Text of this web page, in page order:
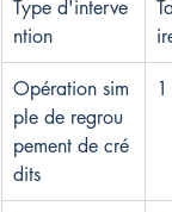
Type d'interve
ntion
Opération sim
ple de regrou
pement de cré
dits